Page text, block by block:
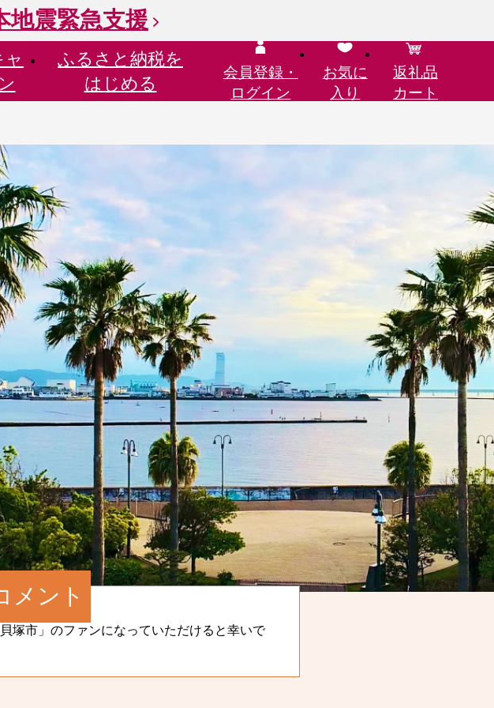
地震緊急支援
ャ
ふるさと納税を
はじめる
会員登録・
ログイン
お気に
入り
返礼品
カート
メント
塚市」のファンになっていただけると幸いで